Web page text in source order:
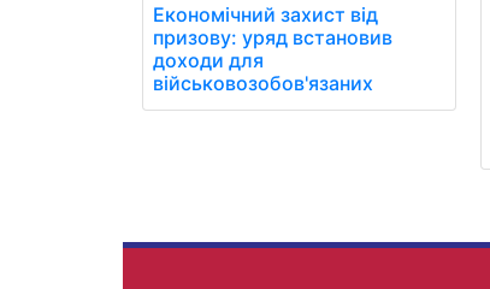
Економічний захист від
призову: уряд встановив
доходи для
військовозобов'язаних